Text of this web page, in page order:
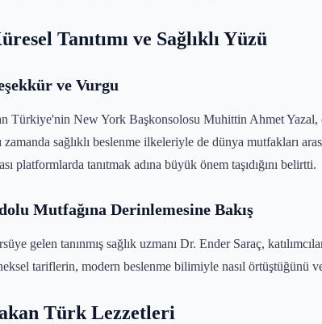
Tanıtımı ve Sağlıklı Yüzü
ve Vurgu
Türkiye'nin New York Başkonsolosu Muhittin Ahmet
sağlıklı beslenme ilkeleriyle de dünya mutfakları
platformlarda tanıtmak adına büyük önem taşıdığını belirtti.
Mutfağına Derinlemesine Bakış
gelen tanınmış sağlık uzmanı Dr. Ender Saraç,
tariflerin, modern beslenme bilimiyle nasıl örtüştüğünü
Türk Lezzetleri